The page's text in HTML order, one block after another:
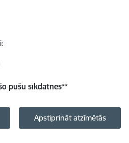
pušu sīkdatnes**
Apstiprināt atzīmētās